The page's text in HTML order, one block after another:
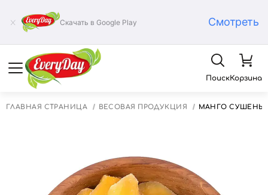
Скачать в Google Play Смотреть
ПоискКорзина
ГЛАВНАЯ СТРАНИЦА ВЕСОВАЯ ПРОДУКЦИЯ МАНГО